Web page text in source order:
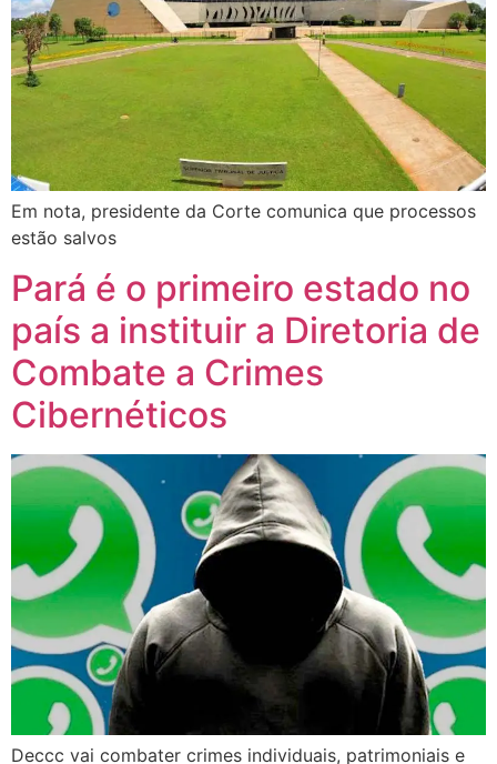
Em nota, presidente da Corte comunica que processos
estão salvos
Pará é o primeiro estado no
país a instituir a Diretoria de
Combate a Crimes
Cibernéticos
Deccc vai combater crimes individuais, patrimoniais e